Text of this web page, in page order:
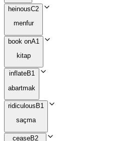
heinousC2
menfur
book onA1
kitap
inflateB1
abartmak
ridiculous B1
saçma
ceaseB2